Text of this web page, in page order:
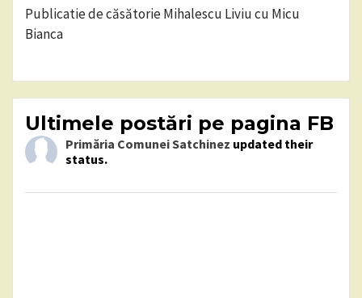
Publicatie de căsătorie Mihalescu Liviu cu Micu
Bianca
Ultimele postări pe pagina FB
Primăria Comunei Satchinez updated their
status.